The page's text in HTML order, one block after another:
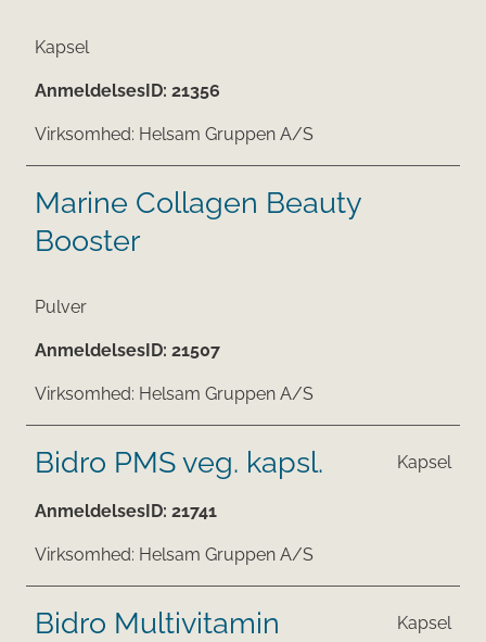
Kapsel
AnmeldelsesID: 21356
Virksomhed: Helsam Gruppen A/S
Marine Collagen Beauty
Booster
Pulver
AnmeldelsesID: 21507
Virksomhed: Helsam Gruppen A/S
Bidro PMS veg. kapsl. Kapsel
AnmeldelsesID: 21741
Virksomhed: Helsam Gruppen A/S
Bidro Multivitamin Kapsel